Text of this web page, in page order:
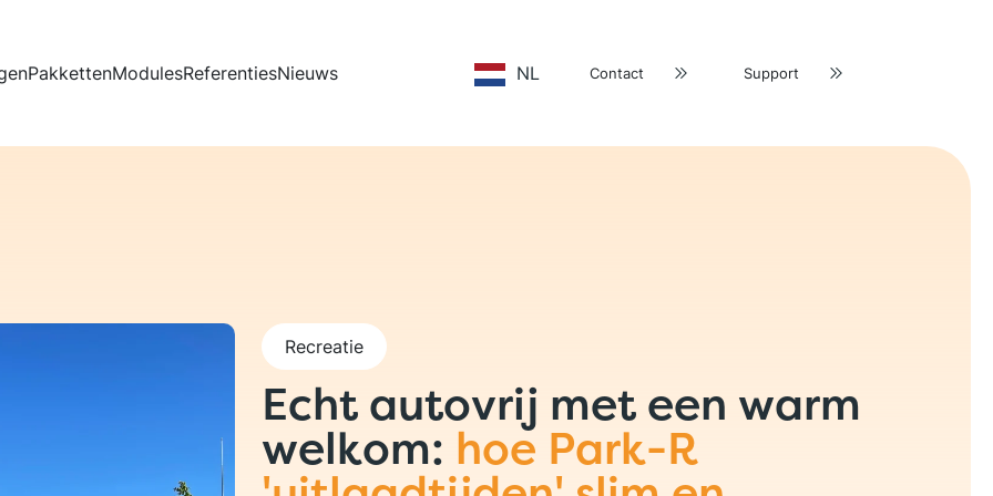
PakkettenModulesReferentiesNieuws NL Contact Support
Recreatie
Echt autovrij met een warm
welkom: hoe Park-R